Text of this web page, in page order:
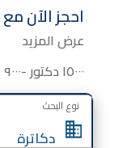
احجز الآن مع
عرض المزيد
١٥٠٠٠ دكتور -٩٠٠٠ استاذ واستشاري - اكثر من ٤٠ تخصص
نوع البحث